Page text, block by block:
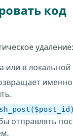
код
удаление:
или в локальной
отправлять